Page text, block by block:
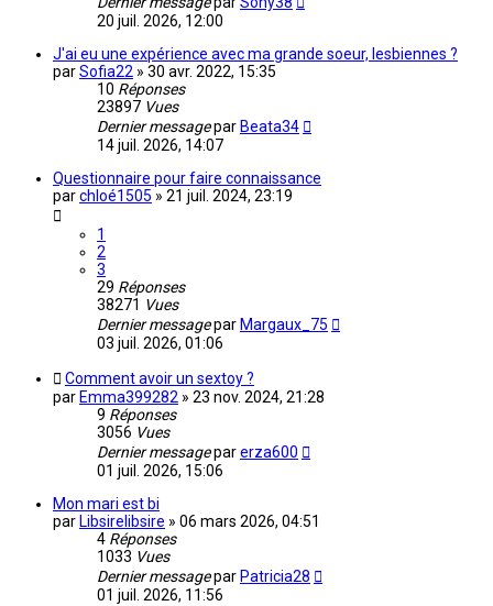
20 juil. 2026, 12:00
J'ai eu une expérience avec ma grande soeur, lesbiennes ?
parSofia22 » 30 avr. 2022, 15:35
10 Réponses
23897 Vues
Dernier messagepar Beata34
14 juil. 2026, 14:07
Questionnaire pour faire connaissance
parchloé1505 » 21 juil. 2024, 23:19
1
2
3
29 Réponses
38271 Vues
Dernier messagepar Margaux_75
03 juil. 2026, 01:06
Comment avoir un sextoy ?
par Emma399282 » 23 nov. 2024, 21:28
9 Réponses
3056 Vues
Dernier messageparerza600
01 juil. 2026, 15:06
Mon mari est bi
par Libsirelibsire » 06 mars 2026, 04:51
4 Réponses
1033 Vues
Dernier messagepar Patricia28
01 juil. 2026, 11:56